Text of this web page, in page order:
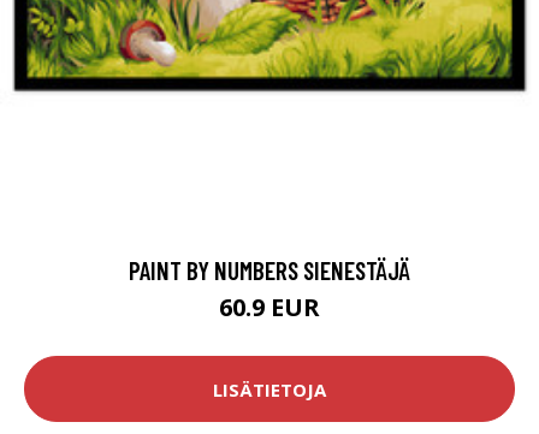
PAINT BY NUMBERS SIENESTÄJÄ
60.9 EUR
LISÄTIETOJA